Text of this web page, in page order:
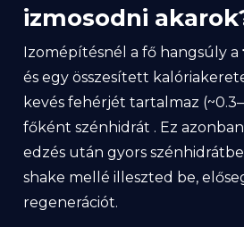
izmosodni
Izomépítésnél a fő hangsúly a
és egy összesített
kevés fehérjét tartalmaz
főként szénhidrát . Ez
edzés után gyors
shake mellé illeszted be,
regenerációt.